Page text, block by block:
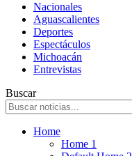
Nacionales
Aguascalientes
Deportes
Espectáculos
Michoacán
Entrevistas
Buscar
Home
Home 1